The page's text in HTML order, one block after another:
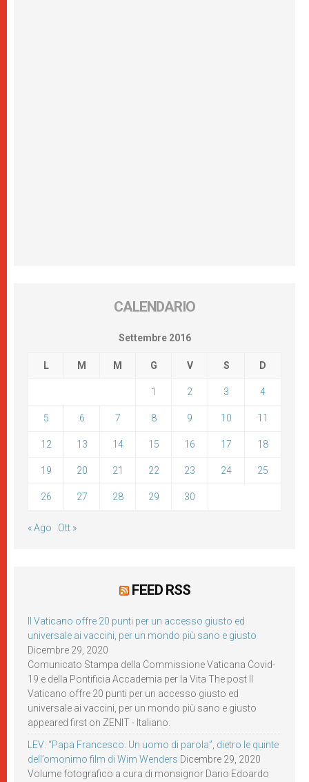
CALENDARIO
Settembre 2016
L M M G V S D
1 2 3 4
5 6 7 8 9 10 11
12 13 14 15 16 17 18
19 20 21 22 23 24 25
26 27 28 29 30
« Ago Ott »
FEED RSS
Il Vaticano offre 20 punti per un accesso giusto ed
universale ai vaccini, per un mondo più sano e giusto
Dicembre 29, 2020
Comunicato Stampa della Commissione Vaticana Covid-
19 e della Pontificia Accademia per la Vita The post Il
Vaticano offre 20 punti per un accesso giusto ed
universale ai vaccini, per un mondo più sano e giusto
appeared first on ZENIT - Italiano.
LEV: “Papa Francesco. Un uomo di parola”, dietro le quinte
dell’omonimo film di Wim Wenders Dicembre 29, 2020
Volume fotografico a cura di monsignor Dario Edoardo